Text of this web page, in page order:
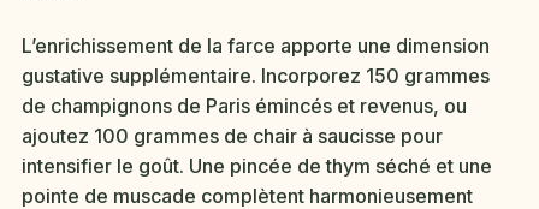
L’enrichissement de la farce apporte une dimension
gustative supplémentaire. Incorporez 150 grammes
de champignons de Paris émincés et revenus, ou
ajoutez 100 grammes de chair à saucisse pour
intensifier le goût. Une pincée de thym séché et une
pointe de muscade complètent harmonieusement